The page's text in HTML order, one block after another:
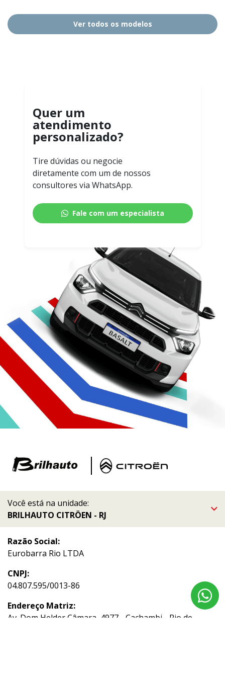
Ver todos os modelos
Quer um
atendimento
personalizado?
Tire dúvidas ou negocie
diretamente com um de nossos
consultores via WhatsApp.
Fale com um especialista
Você está na unidade:
BRILHAUTO CITRÖEN - RJ
Razão Social:
Eurobarra Rio LTDA
CNPJ:
04.807.595/0013-86
Endereço Matriz:
Av. Dom Helder Câmara, 4977 - Cachambi - Rio de